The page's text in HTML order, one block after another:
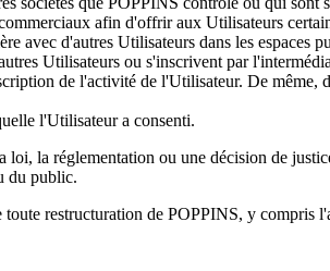
afin d'offrir aux Utilisateurs
avec d'autres Utilisateurs dans les espaces
Utilisateurs ou s'inscrivent par
de l'activité de l'Utilisateur. De même,
l'Utilisateur a consenti.
la réglementation ou une décision de
du public.
toute restructuration de POPPINS, y